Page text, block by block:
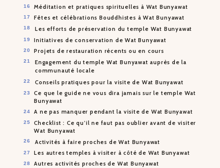
Méditation et pratiques spirituelles à Wat Bunyawat
Fêtes et célébrations Bouddhistes à Wat Bunyawat
Les efforts de préservation du temple Wat Bunyawat
Initiatives de conservation de Wat Bunyawat
Projets de restauration récents ou en cours
Engagement du temple Wat Bunyawat auprès de la
communauté locale
Conseils pratiques pour la visite de Wat Bunyawat
Ce que le guide ne vous dira jamais sur le temple Wat
Bunyawat
A ne pas manquer pendant la visite de Wat Bunyawat
Checklist : Ce qu’il ne faut pas oublier avant de visiter
Wat Bunyawat
Activités à faire proches de Wat Bunyawat
Les autres temples à visiter à côté de Wat Bunyawat
Autres activités proches de Wat Bunyawat